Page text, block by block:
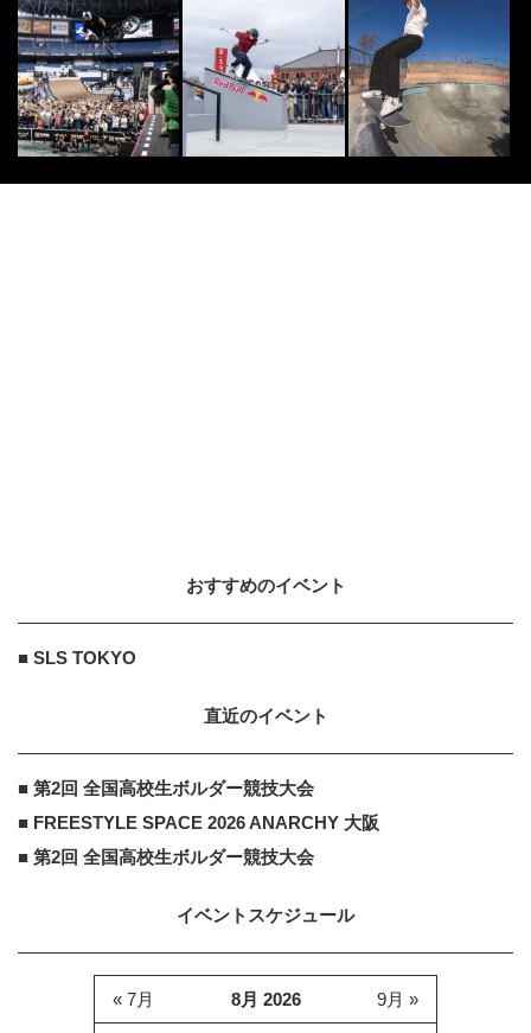
7
スケートボードを始めよう！ 初心
者向け定番おすすめブランドコンプ
リート6選
2019.10.26
PR エリクシール ON 美的.COM
エリクシール ON 美的.COM
肌悩みの根本改善には“基底膜”！
おすすめのイベント
■ SLS TOKYO
直近のイベント
■ 第2回 全国高校生ボルダー競技大会
■ FREESTYLE SPACE 2026 ANARCHY 大阪
■ 第2回 全国高校生ボルダー競技大会
イベントスケジュール
8月 2026
« 7月 9月 »